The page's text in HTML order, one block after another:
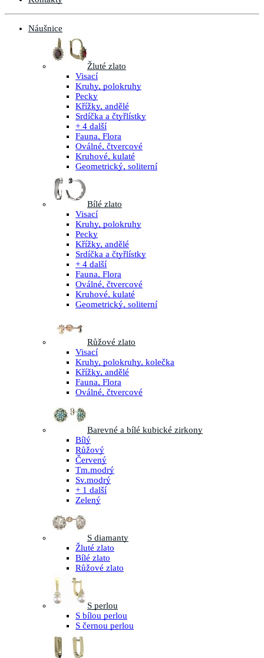
Náušnice
Žluté zlato
Visací
Kruhy, polokruhy
Pecky
Křížky, andělé
Srdíčka a čtyřlístky
+ 4 další
Fauna, Flora
Oválné, čtvercové
Kruhové, kulaté
Geometrický, soliterní
Bílé zlato
Visací
Kruhy, polokruhy
Pecky
Křížky, andělé
Srdíčka a čtyřlístky
+ 4 další
Fauna, Flora
Oválné, čtvercové
Kruhové, kulaté
Geometrický, soliterní
Růžové zlato
Visací
Kruhy, polokruhy, kolečka
Křížky, andělé
Fauna, Flora
Oválné, čtvercové
Barevné a bílé kubické zirkony
Bílý
Růžový
Červený
Tm.modrý
Sv.modrý
+ 1 další
Zelený
S diamanty
Žluté zlato
Bílé zlato
Růžové zlato
S perlou
S bílou perlou
S černou perlou